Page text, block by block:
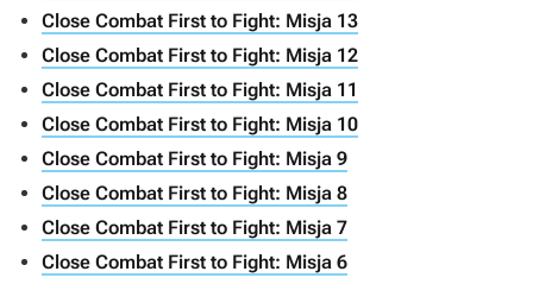
Close Combat First to Fight: Misja 13
Close Combat First to Fight: Misja 12
Close Combat First to Fight: Misja 11
Close Combat First to Fight: Misja 10
Close Combat First to Fight: Misja 9
Close Combat First to Fight: Misja 8
Close Combat First to Fight: Misja 7
Close Combat First to Fight: Misja 6